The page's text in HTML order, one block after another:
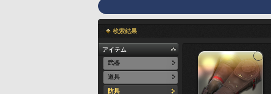
検索結果
アイテム
武器
道具
防具